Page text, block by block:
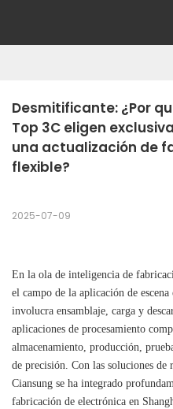
Desmitificante: ¿Por
Top 3C eligen
una actualización de
flexible?
2025-07-09
En la ola de inteligencia de
el campo de la aplicación de
involucra ensamblaje, carga y
aplicaciones de procesamiento
almacenamiento, producción,
de precisión. Con las soluciones de
Ciansung se ha integrado
fabricación de electrónica en